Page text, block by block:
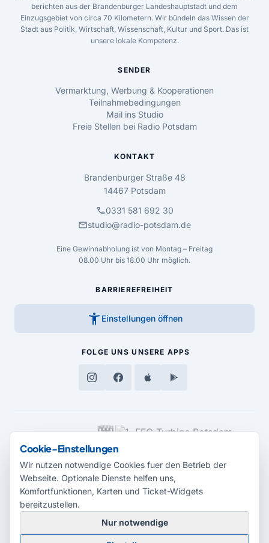
berichten aus der Brandenburger Landeshauptstadt und dem
Einzugsgebiet von circa 70 Kilometern. Wir bündeln das Wissen der
Stadt aus Politik, Wirtschaft, Wissenschaft, Kultur und Sport. Das ist
unsere lokale Kompetenz.
SENDER
Vermarktung, Werbung & Kooperationen
Teilnahmebedingungen
Mail ins Studio
Freie Stellen bei Radio Potsdam
KONTAKT
Brandenburger Straße 48
14467 Potsdam
call0331 581 692 30
mailstudio@radio-potsdam.de
Eine Gewinnabholung ist von Montag – Freitag
08.00 Uhr bis 18.00 Uhr möglich.
BARRIEREFREIHEIT
accessibility_new Einstellungen öffnen
FOLGE UNS UNSERE APPS
MEDIENPARTNER
© 2026 Radio Potsdam. Webseite entwickelt durch dieMedienagentur
Cookie-Einstellungen
Wir nutzen notwendige Cookies fuer den Betrieb der
Webseite. Optionale Dienste helfen uns,
Komfortfunktionen, Karten und Ticket-Widgets
bereitzustellen.
Nur notwendige